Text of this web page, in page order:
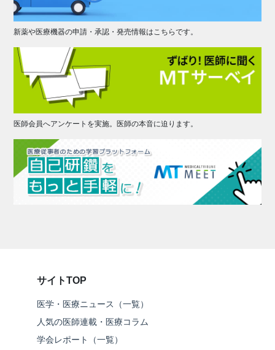
新薬や医療機器の申請・承認・発売情報はこちらです。
医師会員へアンケートを実施。医師の本音に迫ります。
サイトTOP
医学・医療ニュース（一覧）
人気の医師連載・医療コラム
学会レポート（一覧）